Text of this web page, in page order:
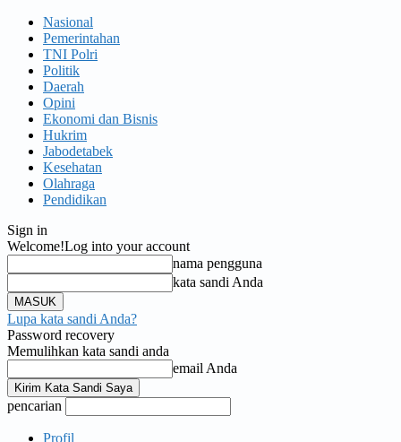
Nasional
Pemerintahan
TNI Polri
Politik
Daerah
Opini
Ekonomi dan Bisnis
Hukrim
Jabodetabek
Kesehatan
Olahraga
Pendidikan
Sign in
Welcome!Log into your account
nama pengguna
kata sandi Anda
Lupa kata sandi Anda?
Password recovery
Memulihkan kata sandi anda
email Anda
pencarian
Profil